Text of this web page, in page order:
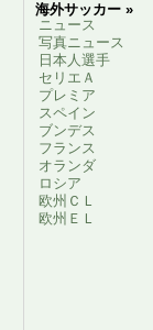
海外サッカー »
ニュース
写真ニュース
日本人選手
セリエＡ
プレミア
スペイン
ブンデス
フランス
オランダ
ロシア
欧州ＣＬ
欧州ＥＬ